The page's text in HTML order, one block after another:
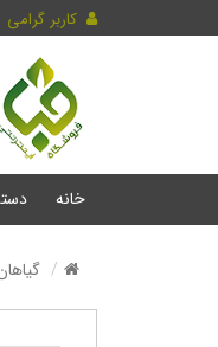
کاربر گرامی
خانه